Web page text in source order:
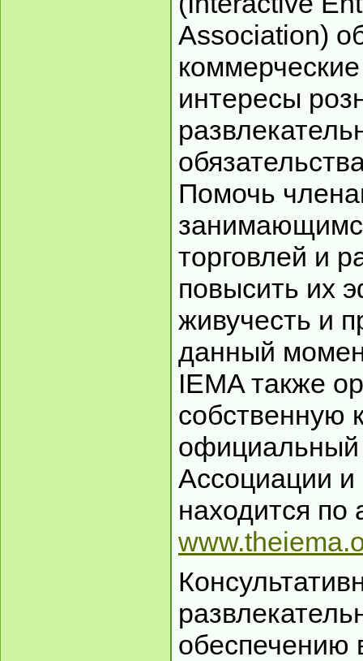
Association)
интересы
Помочь
торговлей и
повысить их
живучесть и
данный
IEMA также
собственную
официальный
Ассоциации
находится по
обеспечению